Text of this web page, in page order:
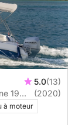
5.0(13)
19
(2020)
à moteur